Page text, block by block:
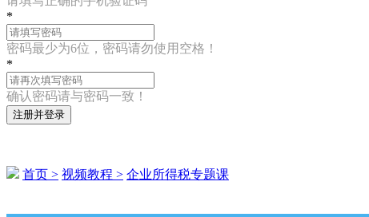
*
密码最少为6位，密码请勿使用空格！
*
确认密码请与密码一致！
注册并登录
首页 > 视频教程 > 企业所得税专题课